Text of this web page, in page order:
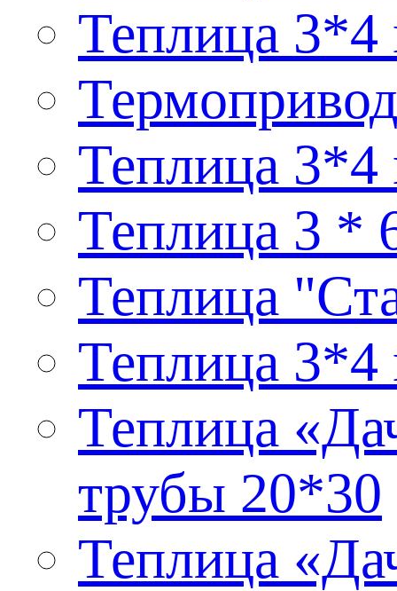
Теплица 3*4
Теплица
Теплица 3 *
Теплица
Теплица 3*4
Теплица
трубы 20*30
Теплица